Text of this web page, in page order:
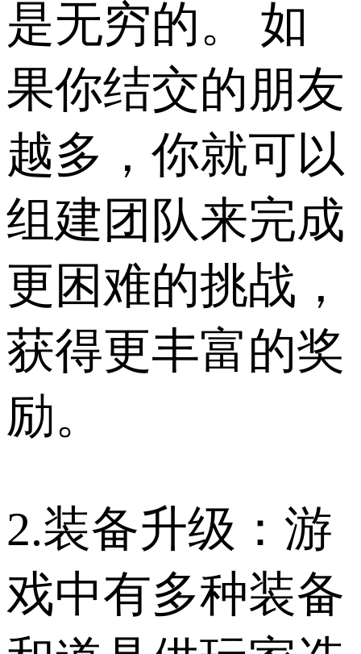
是无穷的。 如
果你结交的朋友
越多，你就可以
组建团队来完成
更困难的挑战，
获得更丰富的奖
励。
2.装备升级：游
戏中有多种装备